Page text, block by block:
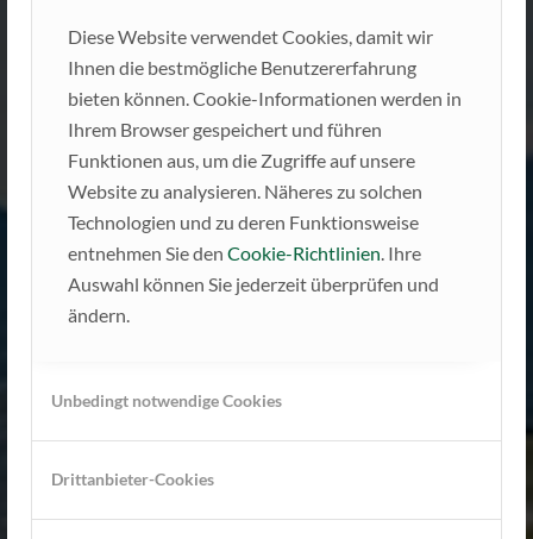
Diese Website verwendet Cookies, damit wir
Ihnen die bestmögliche Benutzererfahrung
bieten können. Cookie-Informationen werden in
Ihrem Browser gespeichert und führen
Funktionen aus, um die Zugriffe auf unsere
Website zu analysieren. Näheres zu solchen
Technologien und zu deren Funktionsweise
entnehmen Sie den Cookie-Richtlinien . Ihre
Auswahl können Sie jederzeit überprüfen und
ändern.
Unbedingt notwendige Cookies
Drittanbieter-Cookies
HERZLICH WILLKOMMEN
Erleben Sie unser kleines aber feines,
familiengeführtes Apartmenthaus –
Berggipfeln!